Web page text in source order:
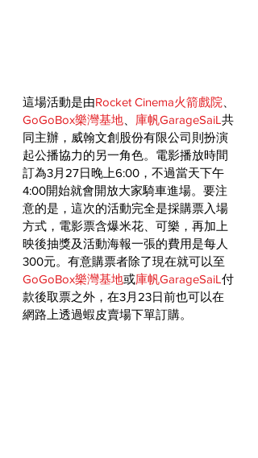
這場活動是由Rocket Cinema火箭戲院
GoGoBox樂灣基地
庫帆GarageSaiL共
同主辦，威翰文創股份有限公司則扮演
起公播協力的另一角色。電影播放時間
訂為3月27日晚上6:00，不過當天下午
4:00開始就會開放大家騎車進場。要注
意的是，這次的活動完全是採購票入場
方式，電影票含爆米花、可樂，再加上
映後抽獎及活動海報一張的費用是每人
300元。有意購票者除了現在就可以至
GoGoBox樂灣基地或庫帆GarageSaiL付
款後取票之外，在3月23日前也可以在
網路上透過蝦皮賣場下單訂購。